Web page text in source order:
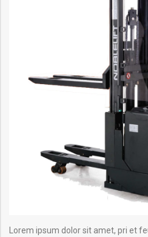
Lorem ipsum dolor sit amet, pri et